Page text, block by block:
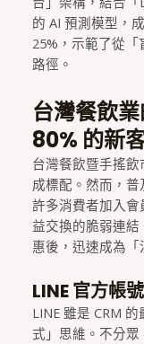
的 AI 預測模型，
25%，示範了從
路徑。
台灣餐飲
80% 的新
台灣餐飲暨手搖
成標配。然而，
許多消費者加入
益交換的脆弱連
惠後，迅速成為「
LINE 官方帳
LINE 雖是 CRM
式」思維。不分